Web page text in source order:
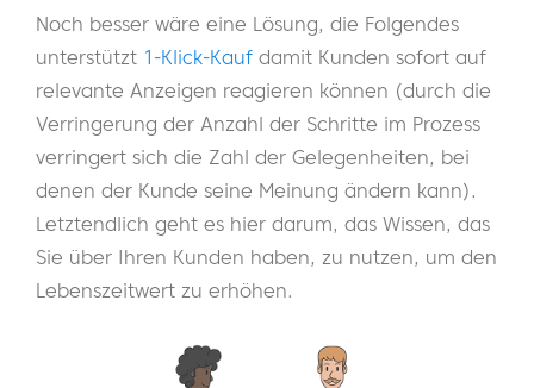
Noch besser wäre eine Lösung, die Folgendes
unterstützt 1-Klick-Kauf damit Kunden sofort auf
relevante Anzeigen reagieren können (durch die
Verringerung der Anzahl der Schritte im Prozess
verringert sich die Zahl der Gelegenheiten, bei
denen der Kunde seine Meinung ändern kann).
Letztendlich geht es hier darum, das Wissen, das
Sie über Ihren Kunden haben, zu nutzen, um den
Lebenszeitwert zu erhöhen.